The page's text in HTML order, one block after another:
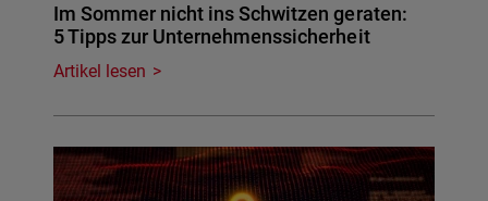
Im Sommer nicht ins Schwitzen geraten:
5 Tipps zur Unternehmenssicherheit
Artikel lesen